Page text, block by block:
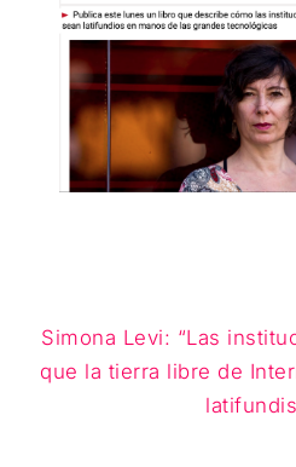
Simona Levi: “Las
que la tierra libre de